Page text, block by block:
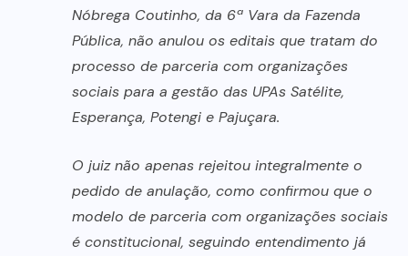
Nóbrega Coutinho, da 6ª Vara da Fazenda
Pública, não anulou os editais que tratam do
processo de parceria com organizações
sociais para a gestão das UPAs Satélite,
Esperança, Potengi e Pajuçara.
O juiz não apenas rejeitou integralmente o
pedido de anulação, como confirmou que o
modelo de parceria com organizações sociais
é constitucional, seguindo entendimento já